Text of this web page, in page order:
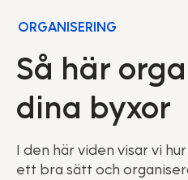
ORGANISERING
Så här
dina byxor
I den här viden visar vi
ett bra sätt och